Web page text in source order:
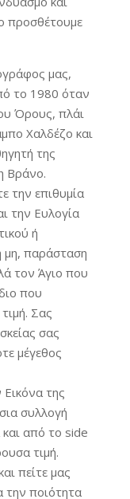
προσθέτουμε
μας,
το 1980 όταν
Όρους, πλάι
Χαλδέζο και
της
Βράνο.
την επιθυμία
την Ευλογία
ή
μη, παράσταση
τον Άγιο που
που
Σας
σας
μέγεθος
Εικόνα της
συλλογή
από το side
τιμή.
πείτε μας
την ποιότητα